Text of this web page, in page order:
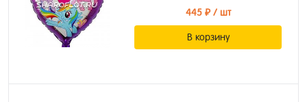
445 ₽/ шт
В корзину